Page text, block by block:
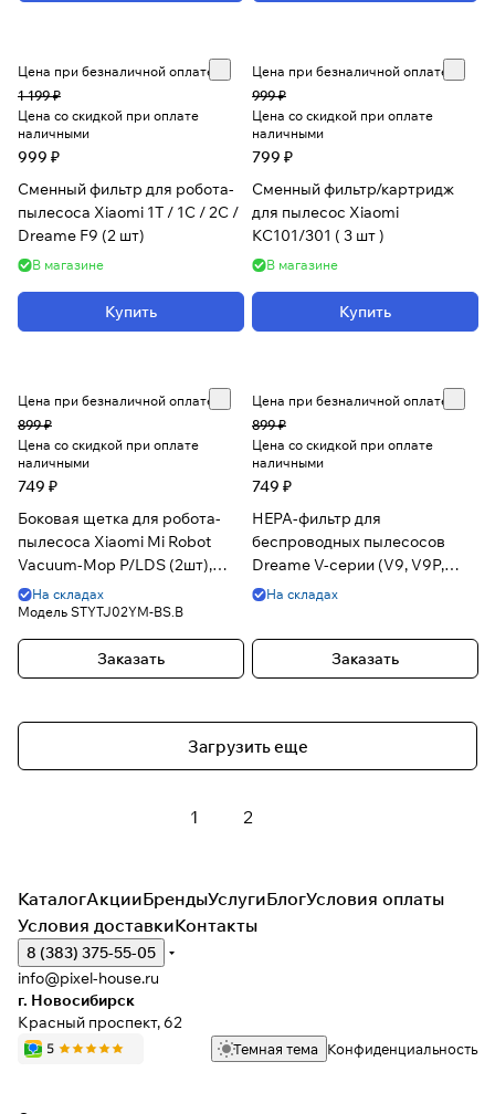
Цена при безналичной оплате
1 199 ₽
Цена со скидкой при оплате
наличными
999 ₽
Сменный фильтр для робота-
пылесоса Xiaomi 1T / 1C / 2C /
Dreame F9 (2 шт)
В магазине
Купить
Цена при безналичной оплате
999 ₽
Цена со скидкой при оплате
наличными
799 ₽
Сменный фильтр/картридж
для пылесос Xiaomi
KC101/301 ( 3 шт )
В магазине
Купить
Цена при безналичной оплате
899 ₽
Цена со скидкой при оплате
наличными
749 ₽
Боковая щетка для робота-
пылесоса Xiaomi Mi Robot
Vacuum-Mop P/LDS (2шт),
белый
На складах
Модель STYTJ02YM-BS.B
Заказать
Цена при безналичной оплате
899 ₽
Цена со скидкой при оплате
наличными
749 ₽
HEPA-фильтр для
беспроводных пылесосов
Dreame V-серии (V9, V9P,
V10, XR, V11)
На складах
Заказать
Загрузить еще
1 2
КаталогАкцииБрендыУслугиБлогУсловия оплаты
Условия доставкиКонтакты
8 (383) 375-55-05
info@pixel-house.ru
г. Новосибирск
Красный проспект, 62
Темная тема Конфиденциальность